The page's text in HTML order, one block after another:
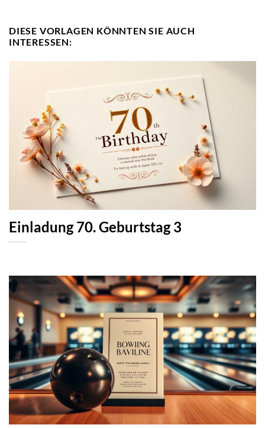
DIESE VORLAGEN KÖNNTEN SIE AUCH
INTERESSEN:
Einladung 70. Geburtstag 3